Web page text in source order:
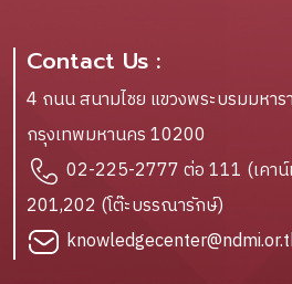
Contact Us :
4 ถนน สนามไชย แขวงพระบรมมหาร
กรุงเทพมหานคร 10200
02-225-2777 ต่อ 111 (เคาน์
201,202 (โต๊ะบรรณารักษ์)